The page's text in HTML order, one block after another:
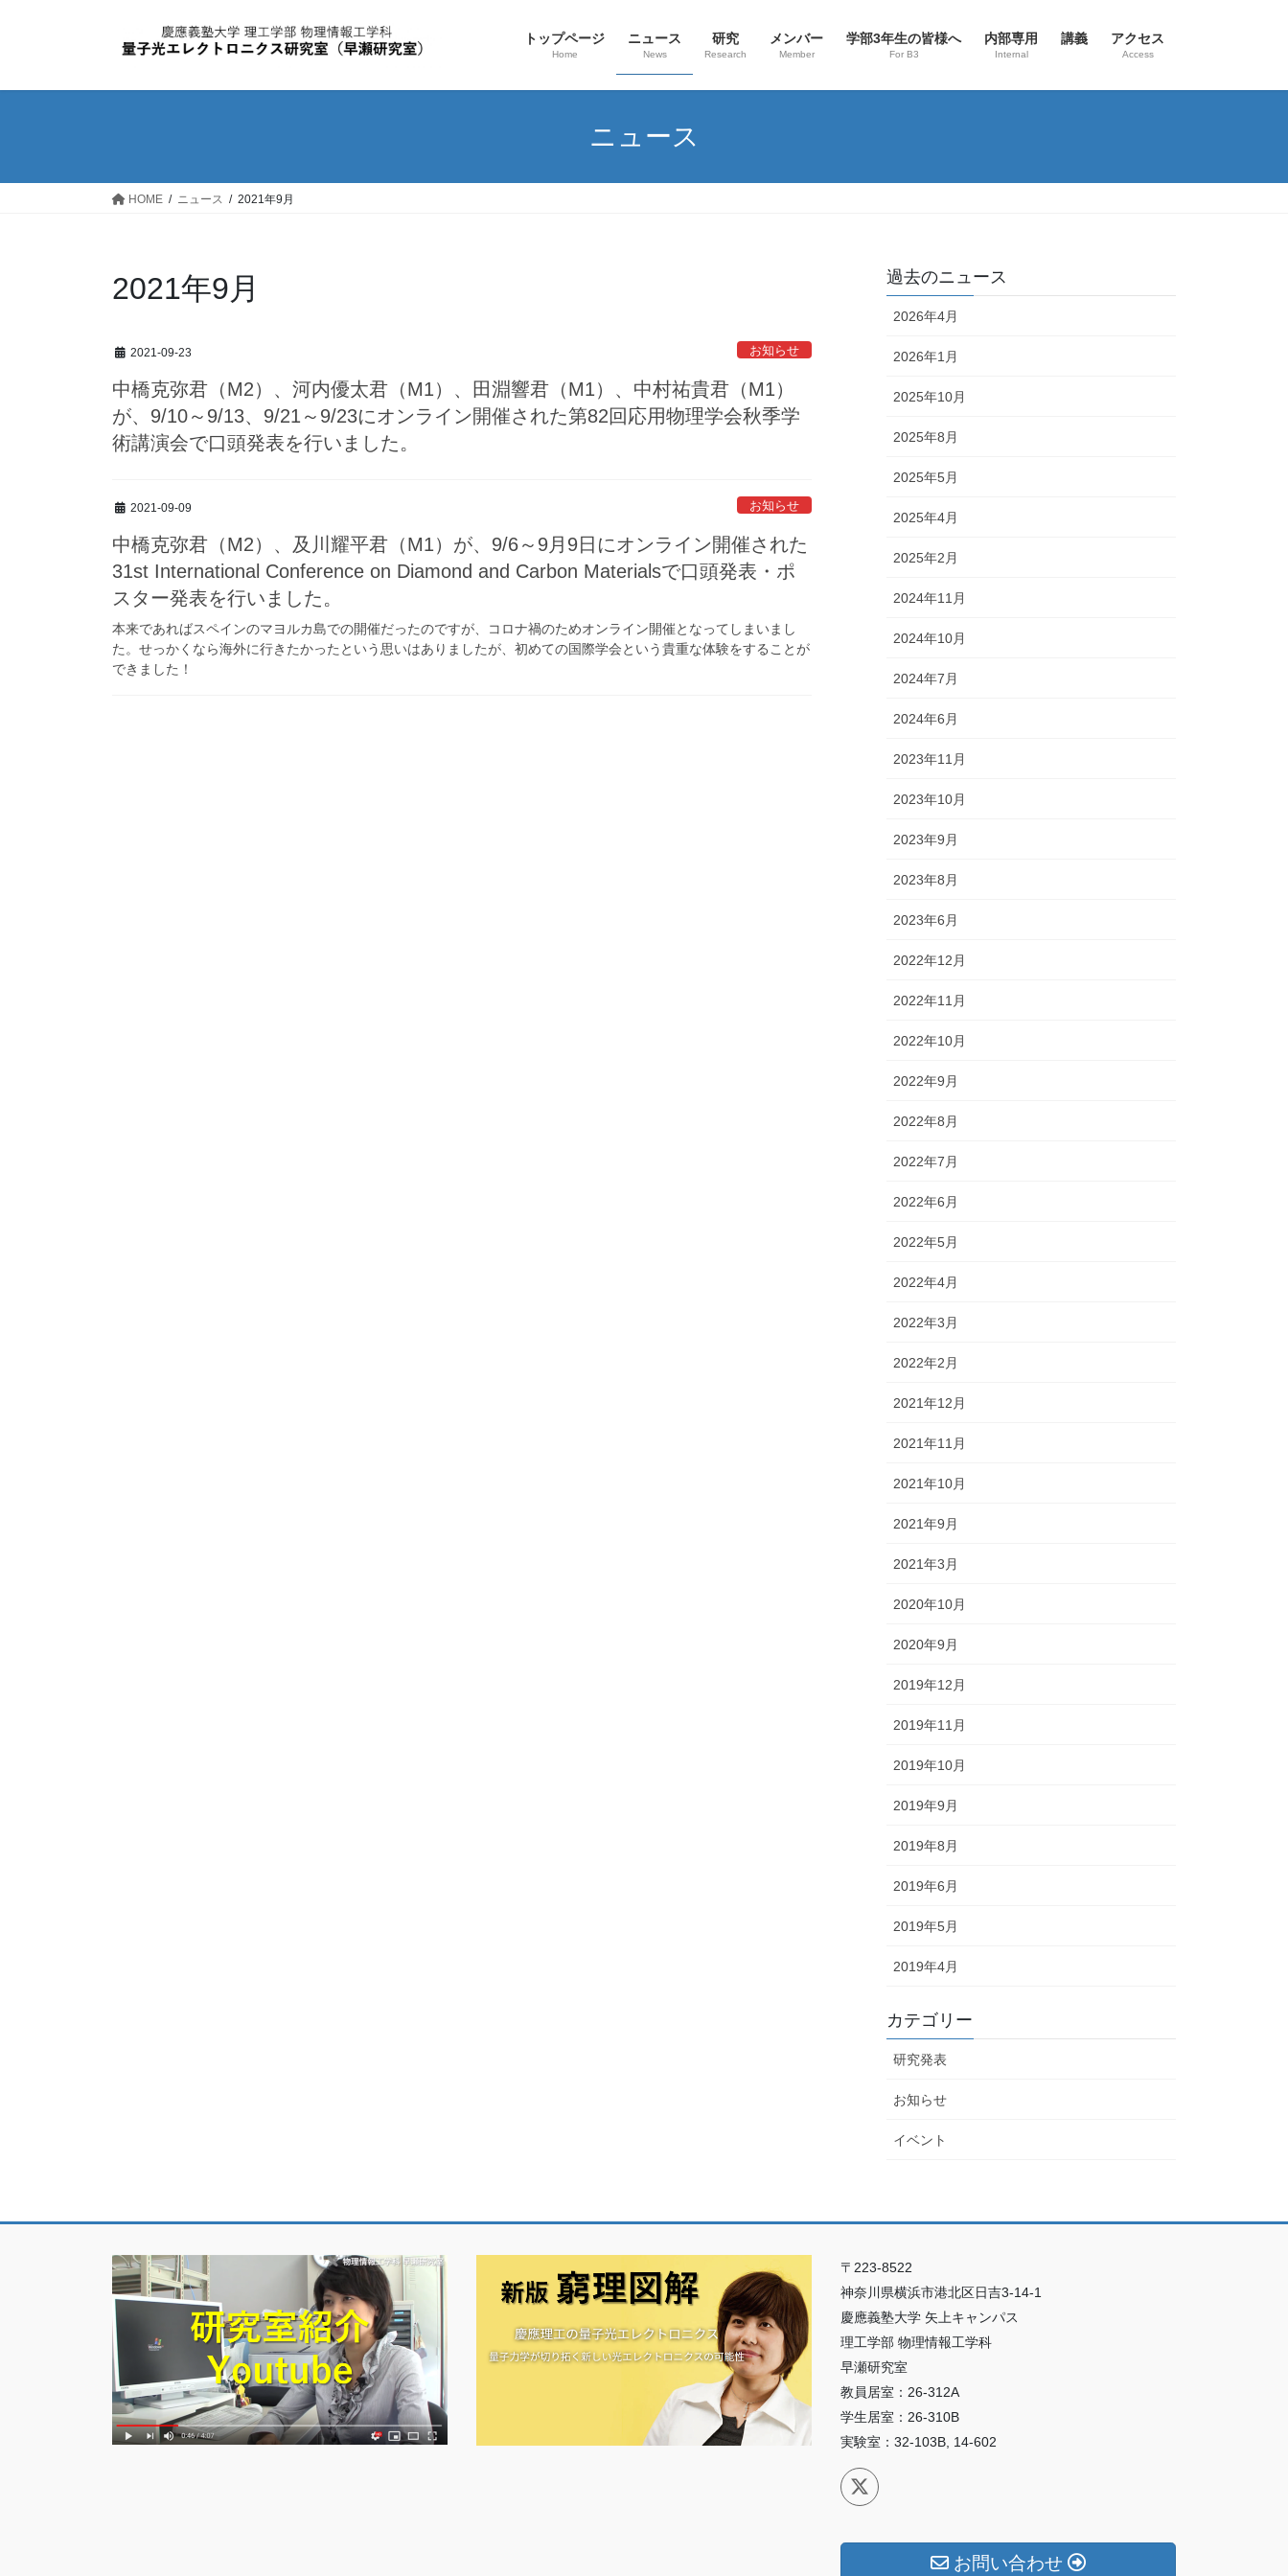
トップページ
Home
ニュース
News
研究
Research
メンバー
Member
学部3年生の皆様へ
For B3
内部専用
Internal
講義 アクセス
Access
ニュース
HOME ニュース 2021年9月
2021年9月
2021-09-23 お知らせ
中橋克弥君（M2）、河内優太君（M1）、田淵響君（M1）、中村祐貴君（M1）
が、9/10～9/13、9/21～9/23にオンライン開催された第82回応用物理学会秋季学
術講演会で口頭発表を行いました。
2021-09-09 お知らせ
中橋克弥君（M2）、及川耀平君（M1）が、9/6～9月9日にオンライン開催された
31st International Conference on Diamond and Carbon Materialsで口頭発表・ポ
スター発表を行いました。
本来であればスペインのマヨルカ島での開催だったのですが、コロナ禍のためオンライン開催となってしまいまし
た。せっかくなら海外に行きたかったという思いはありましたが、初めての国際学会という貴重な体験をすることが
できました！
過去のニュース
2026年4月
2026年1月
2025年10月
2025年8月
2025年5月
2025年4月
2025年2月
2024年11月
2024年10月
2024年7月
2024年6月
2023年11月
2023年10月
2023年9月
2023年8月
2023年6月
2022年12月
2022年11月
2022年10月
2022年9月
2022年8月
2022年7月
2022年6月
2022年5月
2022年4月
2022年3月
2022年2月
2021年12月
2021年11月
2021年10月
2021年9月
2021年3月
2020年10月
2020年9月
2019年12月
2019年11月
2019年10月
2019年9月
2019年8月
2019年6月
2019年5月
2019年4月
カテゴリー
研究発表
お知らせ
イベント
〒223-8522
神奈川県横浜市港北区日吉3-14-1
慶應義塾大学 矢上キャンパス
理工学部 物理情報工学科
早瀬研究室
教員居室：26-312A
学生居室：26-310B
実験室：32-103B, 14-602
お問い合わせ